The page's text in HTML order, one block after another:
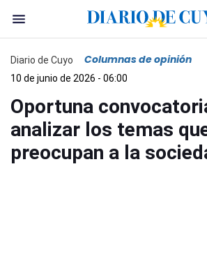
Diario de Cuyo Columnas de opinión
10 de junio de 2026 - 06:00
Oportuna
analizar los temas
preocupan a la